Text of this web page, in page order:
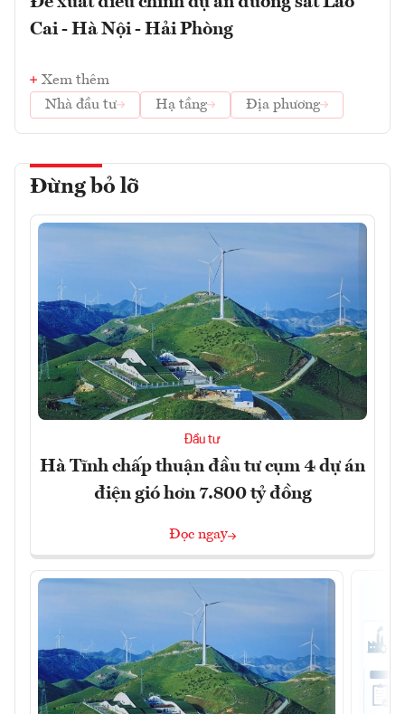
Cai - Hà Nội - Hải Phòng
Xem thêm
Nhà đầu tư
Hạ tầng Địa phương
Đừng bỏ lỡ
Đầu tư
Hà Tĩnh chấp thuận đầu tư cụm 4 dự án
điện gió hơn 7.800 tỷ đồng
Đọc ngay